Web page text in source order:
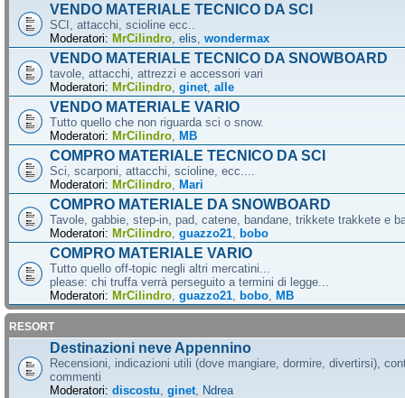
VENDO MATERIALE TECNICO DA SCI
SCI, attacchi, scioline ecc..
Moderatori: MrCilindro elis wondermax
VENDO MATERIALE TECNICO DA SNOWBOARD
tavole, attacchi, attrezzi e accessori vari
Moderatori: MrCilindro ginet alle
VENDO MATERIALE VARIO
Tutto quello che non riguarda sci o snow.
Moderatori: MrCilindro MB
COMPRO MATERIALE TECNICO DA SCI
Sci, scarponi, attacchi, scioline, ecc....
Moderatori: MrCilindro Mari
COMPRO MATERIALE DA SNOWBOARD
Tavole, gabbie, step-in, pad, catene, bandane, trikkete trakkete e
Moderatori: MrCilindro guazzo21 bobo
COMPRO MATERIALE VARIO
Tutto quello off-topic negli altri mercatini...
please: chi truffa verrà perseguito a termini di legge...
Moderatori: MrCilindro guazzo21 bobo MB
RESORT
Destinazioni neve Appennino
Recensioni, indicazioni utili (dove mangiare, dormire, divertirsi),
commenti
Moderatori: discostu ginet Ndrea